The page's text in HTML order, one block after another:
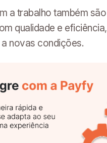
a trabalho também
qualidade e
novas condições.